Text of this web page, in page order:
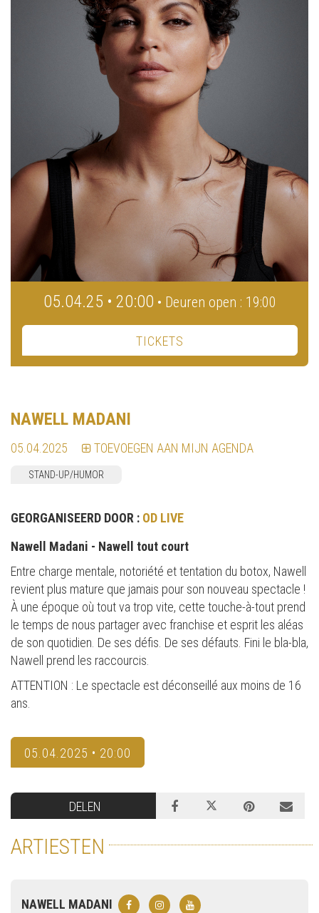
05.04.25 • 20:00 • Deuren open : 19:00
TICKETS
NAWELL MADANI
05.04.2025 TOEVOEGEN AAN MIJN AGENDA
STAND-UP/HUMOR
GEORGANISEERD DOOR : OD LIVE
Nawell Madani - Nawell tout court
Entre charge mentale, notoriété et tentation du botox, Nawell
revient plus mature que jamais pour son nouveau spectacle !
À une époque où tout va trop vite, cette touche-à-tout prend
le temps de nous partager avec franchise et esprit les aléas
de son quotidien. De ses défis. De ses défauts. Fini le bla-bla,
Nawell prend les raccourcis.
ATTENTION : Le spectacle est déconseillé aux moins de 16
ans.
05.04.2025 • 20:00
DELEN
ARTIESTEN
NAWELL MADANI